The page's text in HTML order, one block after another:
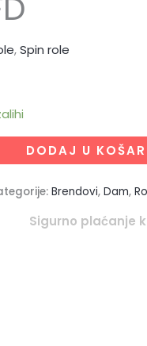
,Spin role
DODAJ U
Brendovi, Dam,
Sigurno plaćanje